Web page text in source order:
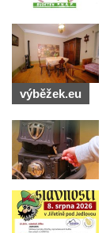
výběžek.eu